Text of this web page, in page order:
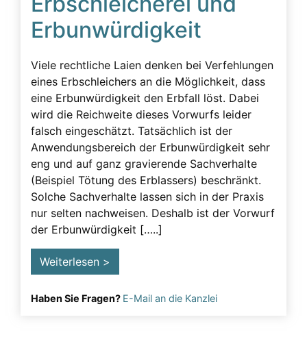
Erbunwürdigkeit
Viele rechtliche Laien denken bei Verfehlungen
eines Erbschleichers an die Möglichkeit, dass
eine Erbunwürdigkeit den Erbfall löst. Dabei
wird die Reichweite dieses Vorwurfs leider
falsch eingeschätzt. Tatsächlich ist der
Anwendungsbereich der Erbunwürdigkeit sehr
eng und auf ganz gravierende Sachverhalte
(Beispiel Tötung des Erblassers) beschränkt.
Solche Sachverhalte lassen sich in der Praxis
nur selten nachweisen. Deshalb ist der Vorwurf
der Erbunwürdigkeit […..]
Weiterlesen >
Haben Sie Fragen? E-Mail an die Kanzlei
Familienmitgliedern
Beeinflussung
Beeinflussung – unzulässig
Beeinflussung – Unzulässige – Alarmsignale
Beeinflussung unzulässig
Besuchsverbot
Betreuung
Demenz
Detektiv
Erblasser
Erbscheicherei aus dem sozialen Bereich des
Erblassers